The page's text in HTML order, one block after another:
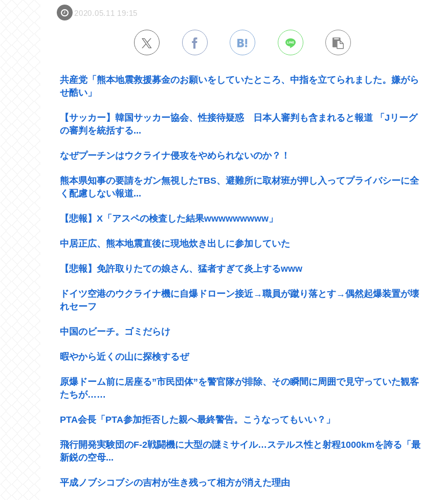
2020.05.11 19:15
共産党「熊本地震救援募金のお願いをしていたところ、中指を立てられました。嫌がら
せ酷い」
【サッカー】韓国サッカー協会、性接待疑惑 日本人審判も含まれると報道 「Jリーグ
の審判を統括する...
なぜプーチンはウクライナ侵攻をやめられないのか？！
熊本県知事の要請をガン無視したTBS、避難所に取材班が押し入ってプライバシーに全
く配慮しない報道...
【悲報】X「アスペの検査した結果wwwwwwwww」
中居正広、熊本地震直後に現地炊き出しに参加していた
【悲報】免許取りたての娘さん、猛者すぎて炎上するwww
ドイツ空港のウクライナ機に自爆ドローン接近→職員が蹴り落とす→偶然起爆装置が壊
れセーフ
中国のビーチ。ゴミだらけ
暇やから近くの山に探検するぜ
原爆ドーム前に居座る”市民団体”を警官隊が排除、その瞬間に周囲で見守っていた観客
たちが……
PTA会長「PTA参加拒否した親へ最終警告。こうなってもいい？」
飛行開発実験団のF-2戦闘機に大型の謎ミサイル…ステルス性と射程1000kmを誇る「最
新鋭の空母...
平成ノブシコブシの吉村が生き残って相方が消えた理由